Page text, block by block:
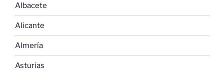
Albacete
Alicante
Almería
Asturias